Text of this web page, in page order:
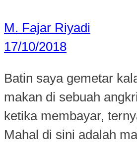
M. Fajar Riyadi
17/10/2018
Batin saya gemetar
makan di sebuah
ketika membayar,
Mahal di sini adalah